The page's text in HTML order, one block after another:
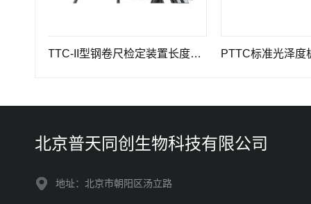
PTTC-II型钢卷尺检定装置长度计量仪器 PTTC标准光泽度板-光
北京普天同创生物科技有限公司
地址：北京市朝阳区汤立路